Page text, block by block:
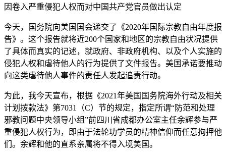
因卷入严重侵犯人权而对中国共产党官员做出认定
今天，国务院向美国国会递交了《2020年国际宗教自由年度报
告》。这个报告就将近200个国家和地区的宗教自由状况提供
了具体而真实的记述，就政府、非政府机构、以及个人实施的
侵犯人权和虐待他人的行为提供了文件报告。美国承诺要推动
向这类虐待他人事件的责任人发起追责行动。
为此，我今天宣布，根据《2021年美国国务院海外行动及相关
计划拨款法》第7031（C）节的规定，指定所谓“防范和处理
邪教问题中央领导小组”前四川省成都办公室主任余辉参与严
重侵犯人权行为，即由于法轮功学员的精神信仰而任意拘押他
们。余辉和他的直系亲属将不得入境美国。